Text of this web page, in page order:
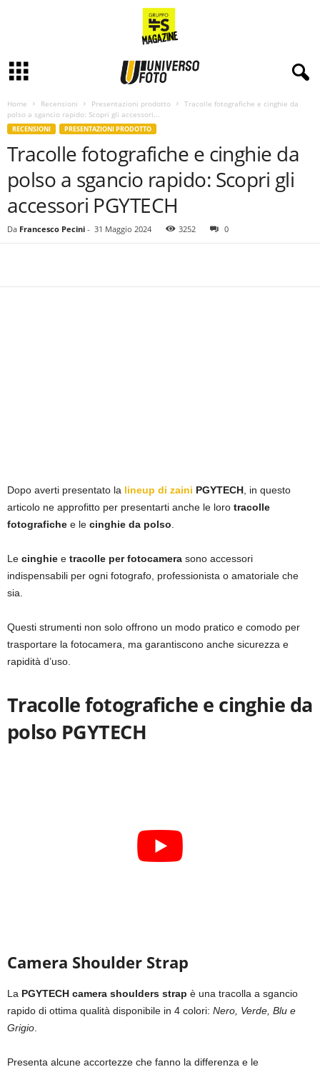
Home Recensioni Presentazioni prodotto
Tracolle fotografiche e cinghie da
polso a sgancio rapido: Scopri gli accessori...
RECENSIONI PRESENTAZIONI PRODOTTO
Tracolle fotografiche e cinghie da
polso a sgancio rapido: Scopri gli
accessori PGYTECH
Da Francesco Pecini - 31 Maggio 2024 3252 0
Dopo averti presentato la lineup di zaini PGYTECH, in questo
articolo ne approfitto per presentarti anche le loro tracolle
fotografiche e le cinghie da polso.
Le cinghie e tracolle per fotocamera sono accessori
indispensabili per ogni fotografo, professionista o amatoriale che
sia.
Questi strumenti non solo offrono un modo pratico e comodo per
trasportare la fotocamera, ma garantiscono anche sicurezza e
rapidità d’uso.
Tracolle fotografiche e cinghie da
polso PGYTECH
Camera Shoulder Strap
La PGYTECH camera shoulders strap è una tracolla a sgancio
rapido di ottima qualità disponibile in 4 colori: Nero, Verde, Blu e
Grigio
Presenta alcune accortezze che fanno la differenza e le